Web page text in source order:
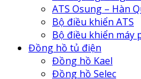
ATS Osung – Hàn
Bộ điều khiển ATS
Bộ điều khiển máy
Đồng hồ tủ điện
Đồng hồ Kael
Đồng hồ Selec